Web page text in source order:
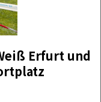
Erfurt und